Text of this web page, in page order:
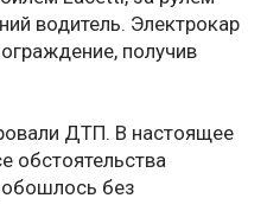
водитель. Электрокар
получив
ДТП. В настоящее
обстоятельства
без